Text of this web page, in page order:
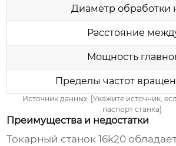
Диаметр обработки
Расстояние
Мощность
Пределы частот
Источник данных: [Укажите источник,
паспорт станка]
Преимущества и недостатки
Токарный станок 16k20